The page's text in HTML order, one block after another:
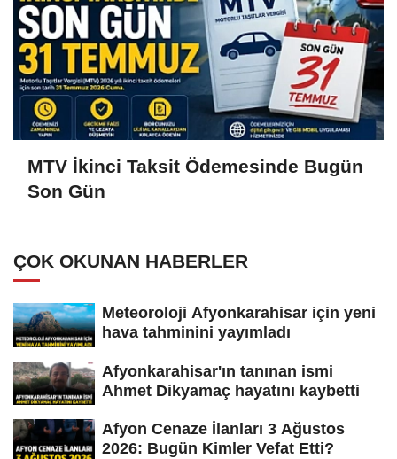
MTV İkinci Taksit Ödemesinde Bugün
Son Gün
ÇOK OKUNAN HABERLER
Meteoroloji Afyonkarahisar için yeni
hava tahminini yayımladı
Afyonkarahisar'ın tanınan ismi
Ahmet Dikyamaç hayatını kaybetti
Afyon Cenaze İlanları 3 Ağustos
2026: Bugün Kimler Vefat Etti?